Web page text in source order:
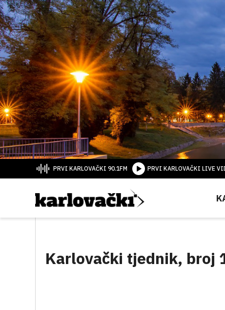
PRVI KARLOVAČKI 90.1FM PRVI KARLOVAČKI LIVE
Karlovački tjednik, broj